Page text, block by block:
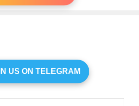
US ON TELEGRAM